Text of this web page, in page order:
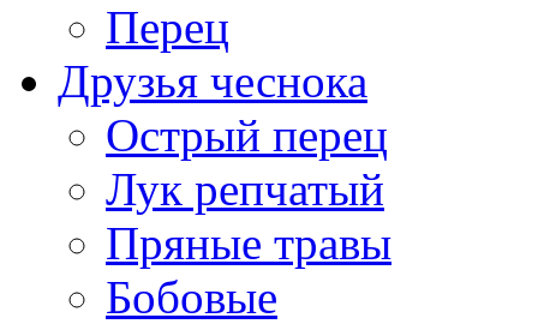
Перец
Друзья чеснока
Острый перец
Лук репчатый
Пряные травы
Бобовые